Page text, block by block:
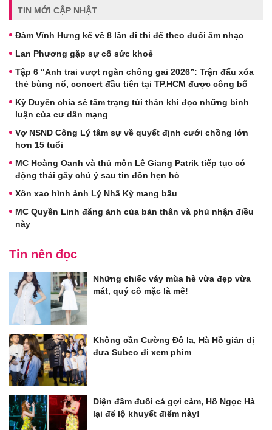
TIN MỚI CẬP NHẬT
Đàm Vĩnh Hưng kể về 8 lần đi thi để theo đuổi âm nhạc
Lan Phương gặp sự cố sức khoẻ
Tập 6 “Anh trai vượt ngàn chông gai 2026”: Trận đấu xóa
thẻ bùng nổ, concert đầu tiên tại TP.HCM được công bố
Kỳ Duyên chia sẻ tâm trạng tủi thân khi đọc những bình
luận của cư dân mạng
Vợ NSND Công Lý tâm sự về quyết định cưới chồng lớn
hơn 15 tuổi
MC Hoàng Oanh và thủ môn Lê Giang Patrik tiếp tục có
động thái gây chú ý sau tin đồn hẹn hò
Xôn xao hình ảnh Lý Nhã Kỳ mang bầu
MC Quyền Linh đăng ảnh của bản thân và phủ nhận điều
này
Tin nên đọc
Những chiếc váy mùa hè vừa đẹp vừa
mát, quý cô mặc là mê!
Không cần Cường Đô la, Hà Hồ giản dị
đưa Subeo đi xem phim
Diện đầm đuôi cá gợi cảm, Hồ Ngọc Hà
lại để lộ khuyết điểm này!